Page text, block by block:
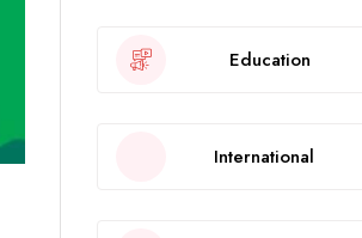
Education
International